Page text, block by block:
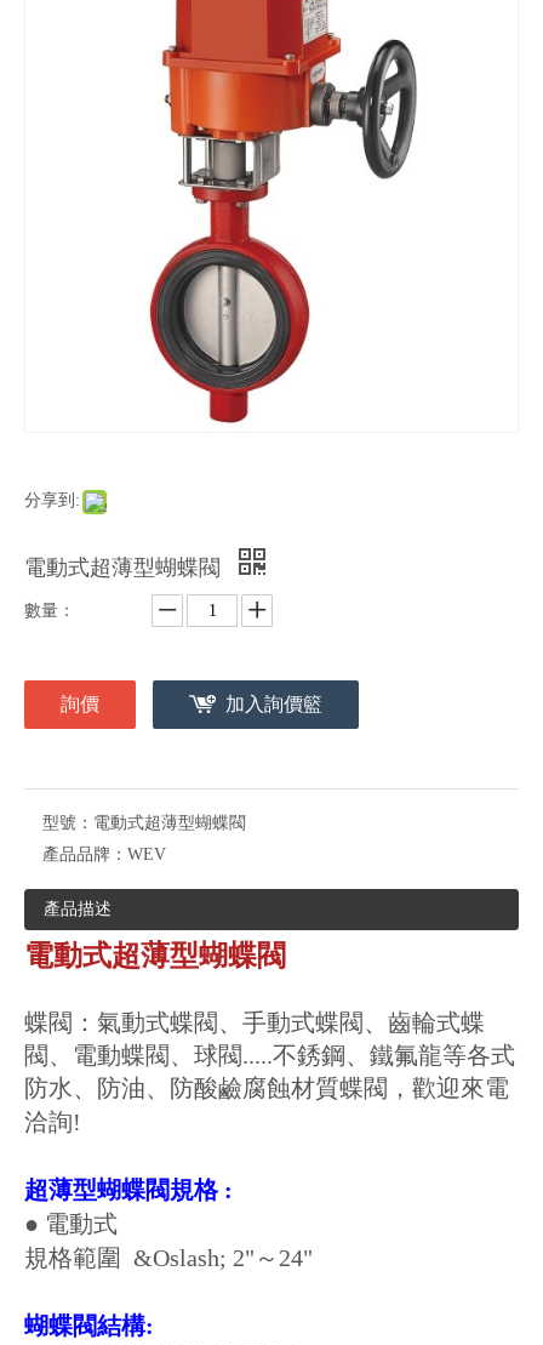
分享到:
電動式超薄型蝴蝶閥
數量：
詢價 加入詢價籃
型號： 電動式超薄型蝴蝶閥
產品品牌： WEV
產品描述
電動式超薄型蝴蝶閥
蝶閥：氣動式蝶閥、手動式蝶閥、齒輪式蝶
閥、電動蝶閥、球閥.....不銹鋼、鐵氟龍等各式
防水、防油、防酸鹼腐蝕材質蝶閥，歡迎來電
洽詢!
超薄型蝴蝶閥規格 :
● 電動式
規格範圍 &Oslash; 2"～ 24"
蝴蝶閥結構: